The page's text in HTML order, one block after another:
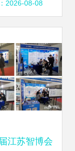
业与投资机
2026-08-08
江苏智博会